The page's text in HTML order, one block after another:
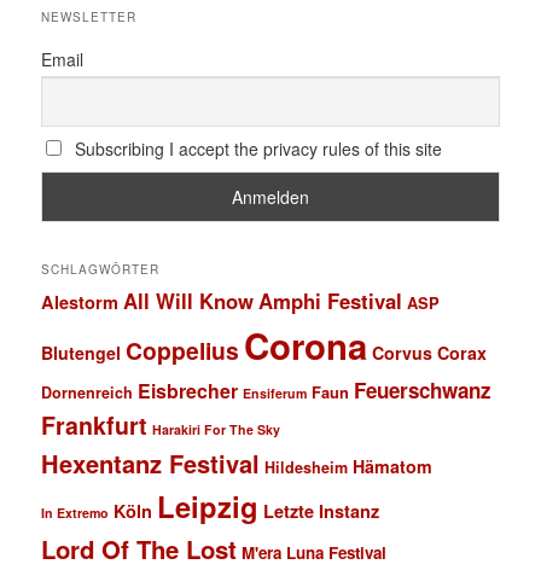
NEWSLETTER
Email
Subscribing I accept the privacy rules of this site
SCHLAGWÖRTER
Alestorm All Will KnowAmphi Festival ASP
Blutengel Coppelius Corona Corvus Corax
Dornenreich Eisbrecher Ensiferum Faun Feuerschwanz
Frankfurt Harakiri For The Sky
Hexentanz Festival Hildesheim Hämatom
In Extremo Köln Leipzig Letzte Instanz
Lord Of The Lost M'era Luna Festival